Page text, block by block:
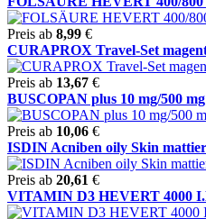
Preis ab 8,99 €
CURAPROX Travel-Set
Preis ab 13,67 €
BUSCOPAN plus 10 mg/500
Preis ab 10,06 €
ISDIN Acniben oily Skin
Preis ab 20,61 €
VITAMIN D3 HEVERT 4000